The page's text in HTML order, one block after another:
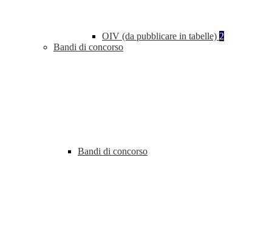
OIV (da pubblicare in tabelle) 2
Bandi di concorso
Bandi di concorso